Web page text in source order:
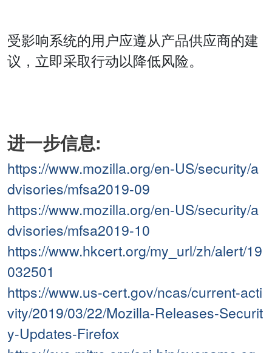
受影响系统的用户应遵从产品供应商的建
议，立即采取行动以降低风险。
进一步信息:
https://www.mozilla.org/en-US/security/a
dvisories/mfsa2019-09
https://www.mozilla.org/en-US/security/a
dvisories/mfsa2019-10
https://www.hkcert.org/my_url/zh/alert/19
032501
https://www.us-cert.gov/ncas/current-acti
vity/2019/03/22/Mozilla-Releases-Securit
y-Updates-Firefox